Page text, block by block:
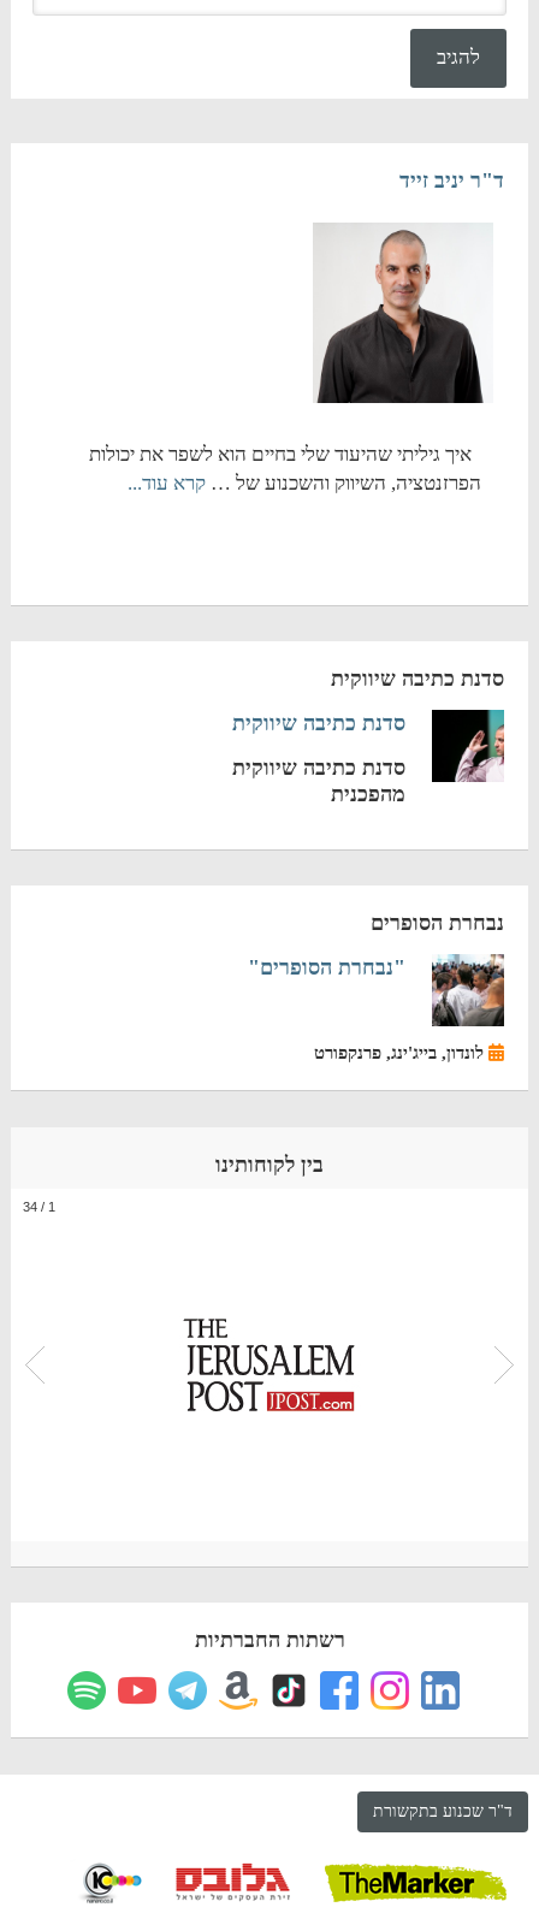
ד"ר יניב זייד
איך גיליתי שהיעוד שלי בחיים הוא לשפר את יכולות
הפרזנטציה, השיווק והשכנוע של … קרא עוד...
סדנת כתיבה שיווקית
סדנת כתיבה שיווקית
סדנת כתיבה שיווקית
מהפכנית
נבחרת הסופרים
"נבחרת הסופרים"
לונדון, בייג'ינג, פרנקפורט
בין לקוחותינו
1
/
34
רשתות החברתיות
ד"ר שכנוע בתקשורת